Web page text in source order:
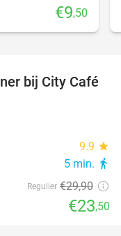
€9,50
21%
bij City Café
9.9 star
5 min. directions_walk
Regulier €29,90
€23,50